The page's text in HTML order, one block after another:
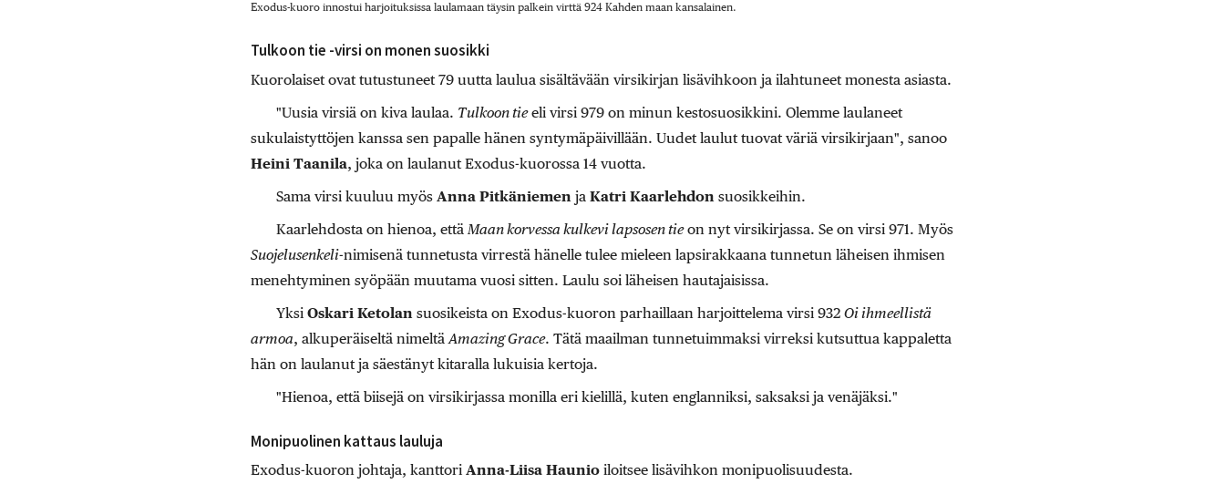
Exodus-kuoro innostui harjoituksissa laulamaan täysin palkein virttä 924 Kahden maan kansalainen.
Tulkoon tie -virsi on monen suosikki
Kuorolaiset ovat tutustuneet 79 uutta laulua sisältävään virsikirjan lisävihkoon ja ilahtuneet monesta asiasta.
"Uusia virsiä on kiva laulaa. Tulkoon tieeli virsi 979 on minun kestosuosikkini. Olemme laulaneet
sukulaistyttöjen kanssa sen papalle hänen syntymäpäivillään. Uudet laulut tuovat väriä virsikirjaan", sanoo
Heini Taanila, joka on laulanut Exodus-kuorossa 14 vuotta.
Sama virsi kuuluu myös Anna Pitkäniemen ja Katri Kaarlehdon suosikkeihin.
Kaarlehdosta on hienoa, että Maan korvessa kulkevi lapsosen tieon nyt virsikirjassa. Se on virsi 971. Myös
Suojelusenkeli-nimisenä tunnetusta virrestä hänelle tulee mieleen lapsirakkaana tunnetun läheisen ihmisen
menehtyminen syöpään muutama vuosi sitten. Laulu soi läheisen hautajaisissa.
Yksi Oskari Ketolan suosikeista on Exodus-kuoron parhaillaan harjoittelema virsi 932 Oi ihmeellistä
armoa, alkuperäiseltä nimeltä Amazing Grace. Tätä maailman tunnetuimmaksi virreksi kutsuttua kappaletta
hän on laulanut ja säestänyt kitaralla lukuisia kertoja.
"Hienoa, että biisejä on virsikirjassa monilla eri kielillä, kuten englanniksi, saksaksi ja venäjäksi."
Monipuolinen kattaus lauluja
Exodus-kuoron johtaja, kanttori Anna-Liisa Haunioiloitsee lisävihkon monipuolisuudesta.